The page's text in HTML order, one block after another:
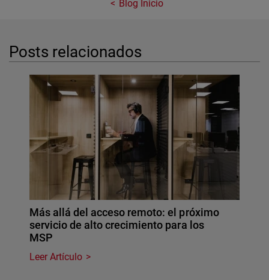
Blog Inicio
Posts relacionados
Más allá del acceso remoto: el próximo
servicio de alto crecimiento para los
MSP
Leer Artículo